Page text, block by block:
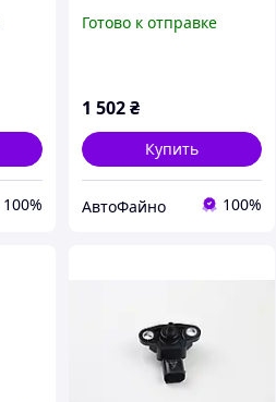
100%
(W211)/S-клас (W220)
Готово к отправке
1 502₴
Купить
АвтоФайно 100%